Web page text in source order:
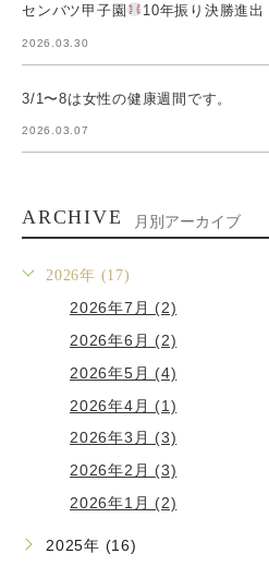
センバツ甲子園 10年振り決勝進出
2026.03.30
3/1〜8は女性の健康週間です。
2026.03.07
ARCHIVE 月別アーカイブ
2026年 (17)
2026年7月 (2)
2026年6月 (2)
2026年5月 (4)
2026年4月 (1)
2026年3月 (3)
2026年2月 (3)
2026年1月 (2)
2025年 (16)